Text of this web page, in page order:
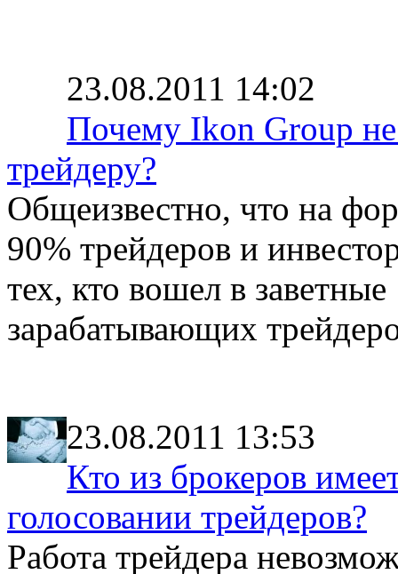
23.08.2011 14:02
Почему Ikon Group
трейдеру?
Общеизвестно, что на
90% трейдеров и
тех, кто вошел в
зарабатывающих
23.08.2011 13:53
Кто из брокеров
голосовании трейдеров?
Работа трейдера